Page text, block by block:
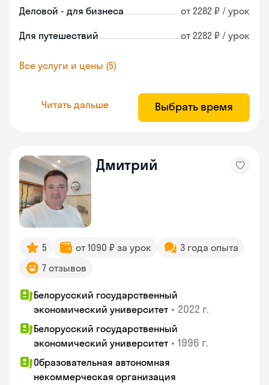
Деловой - для бизнеса от 2282 ₽ / урок
Для путешествий от 2282 ₽ / урок
Все услуги и цены (5)
Читать дальше Выбрать время
Дмитрий
5 от 1090 ₽ за урок
3 года опыта
7 отзывов
Белорусский государственный
экономический университет • 2022 г.
Белорусский государственный
экономический университет • 1996 г.
Образовательная автономная
некоммерческая организация